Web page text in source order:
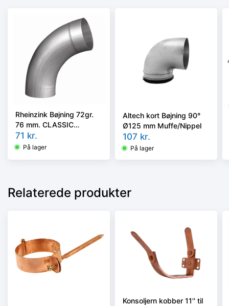
Rheinzink Bøjning 72gr.
76 mm. CLASSIC
walzblank - Tages ikke
retur -
71 kr.
På lager
Altech kort Bøjning 90°
Ø125 mm Muffe/Nippel
107 kr.
På lager
Relaterede produkter
Konsoljern kobber 11'' til